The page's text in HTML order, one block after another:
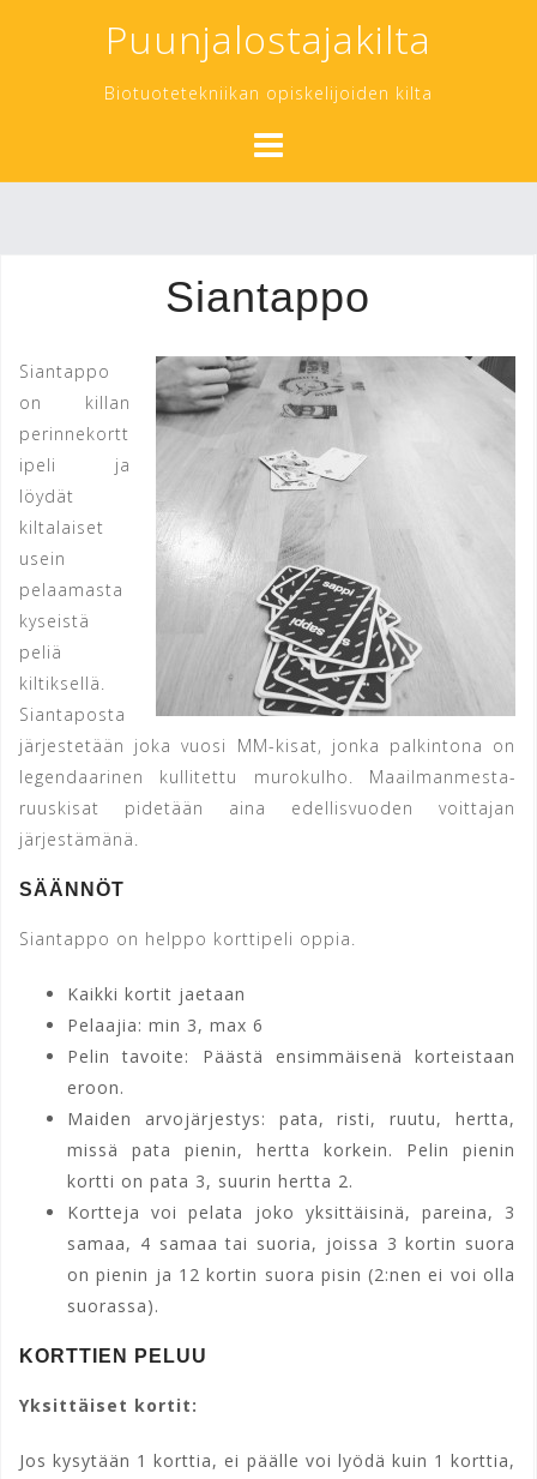
Puunjalostajakilta
Biotuotetekniikan opiskelijoiden kilta
Siantappo
Siantappo
on killan
perinnekortt
ipeli ja
löydät
kiltalaiset
usein
pelaamasta
kyseistä
peliä
kiltiksellä.
Siantaposta
järjestetään joka vuosi MM-kisat, jonka palkintona on
le­gen­daa­ri­nen kul­li­tet­tu mu­ro­kul­ho. Maa­il­man­mes­ta­
ruus­ki­sat pidetään aina edellisvuoden voittajan
järjestämänä.
SÄÄNNÖT
Siantappo on helppo korttipeli oppia.
Kaikki kortit jaetaan
Pelaajia: min 3, max 6
Pelin tavoite: Päästä ensimmäisenä korteistaan
eroon.
Maiden arvojärjestys: pata, risti, ruutu, hertta,
missä pata pienin, hertta korkein. Pelin pienin
kortti on pata 3, suurin hertta 2.
Kortteja voi pelata joko yksittäisinä, pareina, 3
samaa, 4 samaa tai suoria, joissa 3 kortin suora
on pienin ja 12 kortin suora pisin (2:nen ei voi olla
suorassa).
KORTTIEN PELUU
Yksittäiset kortit:
Jos kysytään 1 korttia, ei päälle voi lyödä kuin 1 korttia,